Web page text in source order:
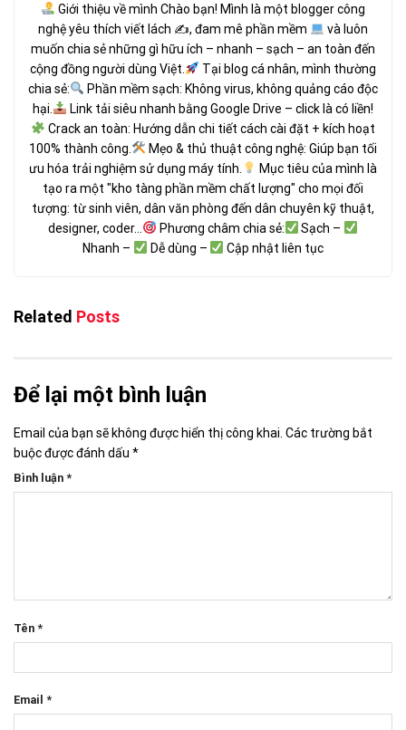
Giới thiệu về mình Chào bạn! Mình là một blogger công
nghệ yêu thích viết lách ✍, đam mê phần mềm
và luôn
muốn chia sẻ những gì hữu ích – nhanh – sạch – an toàn đến
cộng đồng người dùng Việt.
Tại blog cá nhân, mình thường
chia sẻ:
Phần mềm sạch: Không virus, không quảng cáo độc
hại.
Link tải siêu nhanh bằng Google Drive – click là có liền!
Crack an toàn: Hướng dẫn chi tiết cách cài đặt + kích hoạt
100% thành công.
Mẹo & thủ thuật công nghệ: Giúp bạn tối
ưu hóa trải nghiệm sử dụng máy tính.
Mục tiêu của mình là
tạo ra một "kho tàng phần mềm chất lượng" cho mọi đối
tượng: từ sinh viên, dân văn phòng đến dân chuyên kỹ thuật,
designer, coder...
Phương châm chia sẻ:
Sạch –
Nhanh –
Dễ dùng – Cập nhật liên tục
Related Posts
Để lại một bình luận
Email của bạn sẽ không được hiển thị công khai. Các trường bắt
buộc được đánh dấu *
Bình luận *
Tên *
Email *